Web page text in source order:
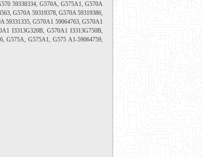
59338334, G570A,G575A1,G570A
G570A 59319378, G570A 59319386,
59331335, G570A1 59064763, G570A1
I3313G320B, G570A1 I3313G750B,
G575A,G575A1,G575 A1-59064759,